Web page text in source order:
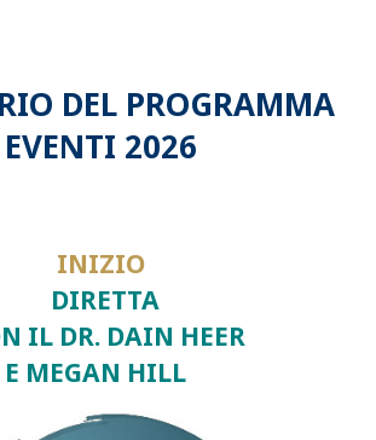
DEL PROGRAMMA
EVENTI 2026
INIZIO
DIRETTA
IL DR. DAIN HEER
E MEGAN HILL